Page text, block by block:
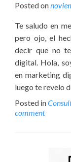
Posted on
Te saludo en
pero ojo, el
decir que no
digital. Hola,
en marketing
luego te revelo
Posted in
comment